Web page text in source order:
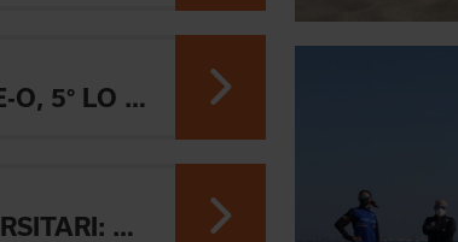
TRAIL-O: NEL PRE-O, 5° LO JUNIOR LAMBERTINI E AARON GAIO 8°. NEI PARALIMPICI 20° GALVAN
MONDIALI UNIVERSITARI: MARIANI CHIUDE 4° NELLA MIDDLE